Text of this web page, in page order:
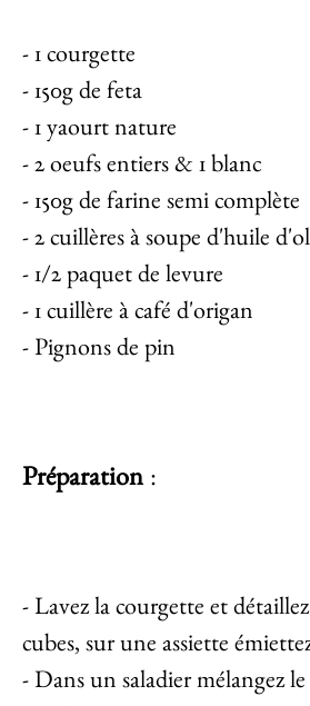
- 1 courgette
- 150g de feta
- 1 yaourt nature
- 2 oeufs entiers & 1 blanc
- 150g de farine semi complète
- 2 cuillères à soupe d'huile
- 1/2 paquet de levure
- 1 cuillère à café d'origan
- Pignons de pin
Préparation :
- Lavez la courgette et
cubes, sur une assiette
- Dans un saladier mélangez